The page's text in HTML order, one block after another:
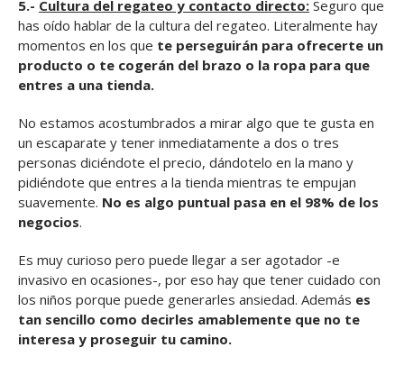
5.- Cultura del regateo y contacto directo: Seguro que
has oído hablar de la cultura del regateo. Literalmente hay
momentos en los que te perseguirán para ofrecerte un
producto o te cogerán del brazo o la ropa para que
entres a una tienda.
No estamos acostumbrados a mirar algo que te gusta en
un escaparate y tener inmediatamente a dos o tres
personas diciéndote el precio, dándotelo en la mano y
pidiéndote que entres a la tienda mientras te empujan
suavemente. No es algo puntual pasa en el 98% de los
negocios.
Es muy curioso pero puede llegar a ser agotador -e
invasivo en ocasiones-, por eso hay que tener cuidado con
los niños porque puede generarles ansiedad. Además es
tan sencillo como decirles amablemente que no te
interesa y proseguir tu camino.